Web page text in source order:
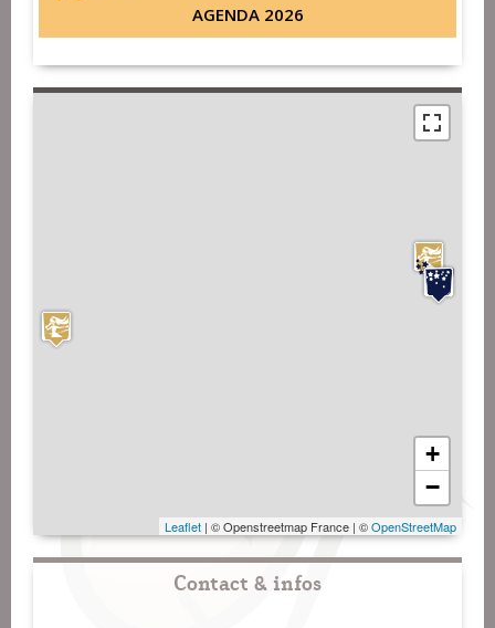
AGENDA 2026
+
−
Leaflet | © Openstreetmap France | ©OpenStreetMap
Contact & infos